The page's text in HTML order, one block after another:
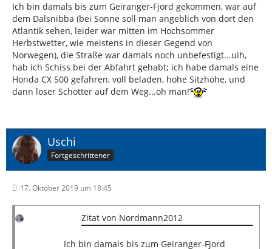
Ich bin damals bis zum Geiranger-Fjord gekommen, war auf
dem Dalsnibba (bei Sonne soll man angeblich von dort den
Atlantik sehen, leider war mitten im Hochsommer
Herbstwetter, wie meistens in dieser Gegend von
Norwegen), die Straße war damals noch unbefestigt...uih,
hab ich Schiss bei der Abfahrt gehabt; ich habe damals eine
Honda CX 500 gefahren, voll beladen, hohe Sitzhöhe, und
dann loser Schotter auf dem Weg...oh man!
Uschi
Fortgeschrittener
17. Oktober 2019 um 18:45
Zitat von Nordmann2012
Ich bin damals bis zum Geiranger-Fjord